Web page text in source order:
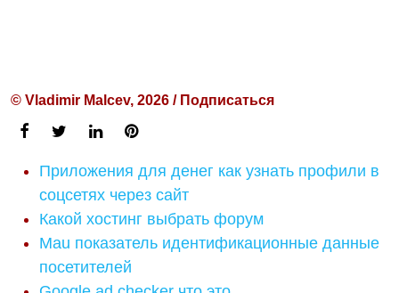
© Vladimir Malcev, 2026 / Подписаться
Приложения для денег как узнать профили в
соцсетях через сайт
Какой хостинг выбрать форум
Mau показатель идентификационные данные
посетителей